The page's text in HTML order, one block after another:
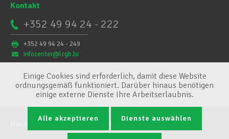
Kontakt
+352 49 94 24 - 222
+352 49 94 24 - 249
infocenter@lcgb.lu
Conditions générales
Einige Cookies sind erforderlich, damit diese Website
ordnungsgemäß funktioniert. Darüber hinaus benötigen
einige externe Dienste Ihre Arbeitserlaubnis.
Alle akzeptieren Dienste auswählen